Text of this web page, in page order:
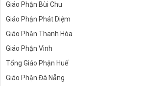
Giáo Phận Bùi Chu
Giáo Phận Phát Diệm
Giáo Phận Thanh Hóa
Giáo Phận Vinh
Tổng Giáo Phận Huế
Giáo Phận Đà Nẵng